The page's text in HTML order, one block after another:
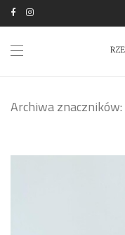
Archiwa znaczników: